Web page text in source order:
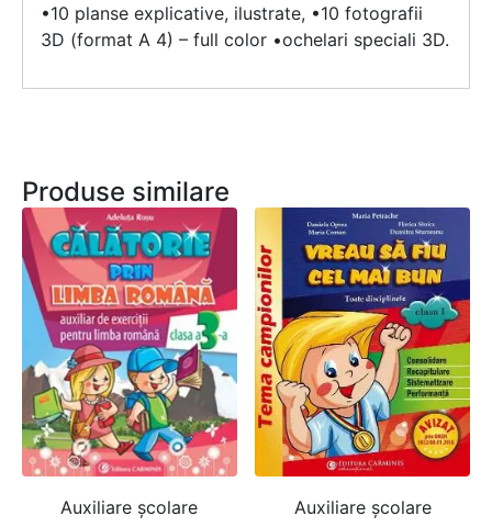
•10 planse explicative, ilustrate, •10 fotografii
3D (format A 4) – full color •ochelari speciali 3D.
Produse similare
Auxiliare şcolare
Auxiliare şcolare